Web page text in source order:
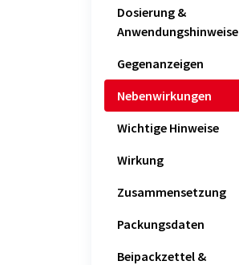
Dosierung &
Anwendungshinweise
Gegenanzeigen
Nebenwirkungen
Wichtige Hinweise
Wirkung
Zusammensetzung
Packungsdaten
Beipackzettel &